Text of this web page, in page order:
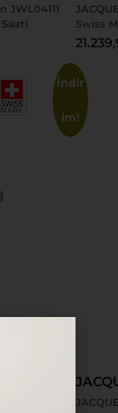
JWL04111
Swiss
İndir
im!
JWL04103